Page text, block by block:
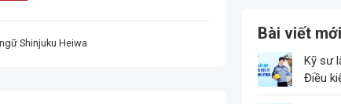
Shinjuku Heiwa
Bài viết mới
Kỹ sư
Điều